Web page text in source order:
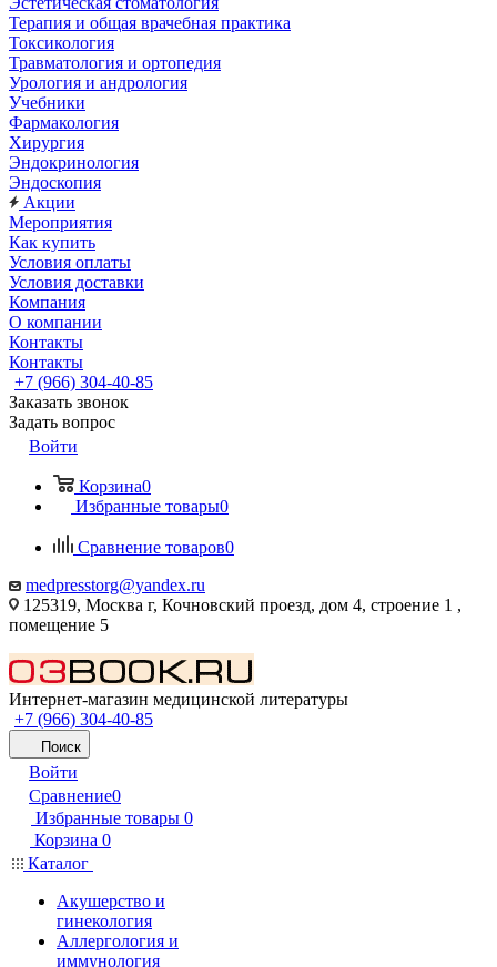
Терапия и общая врачебная практика
Токсикология
Травматология и ортопедия
Урология и андрология
Учебники
Фармакология
Хирургия
Эндокринология
Эндоскопия
Акции
Мероприятия
Как купить
Условия оплаты
Условия доставки
Компания
О компании
Контакты
Контакты
+7 (966) 304-40-85
Заказать звонок
Задать вопрос
Войти
Корзина0
Избранные товары0
Сравнение товаров0
medpresstorg@yandex.ru
125319, Москва г, Кочновский проезд, дом 4, строение 1 ,
помещение 5
Интернет-магазин медицинской литературы
+7 (966) 304-40-85
Поиск
Войти
Сравнение0
Избранные товары 0
Корзина 0
Каталог
Акушерство и
гинекология
Аллергология и
иммунология